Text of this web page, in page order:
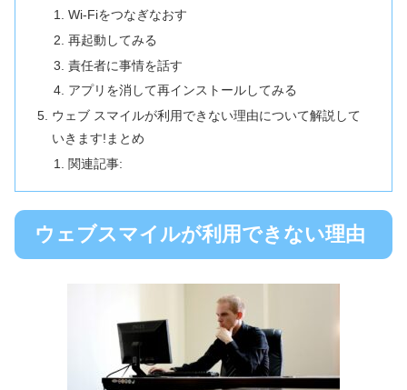
Wi-Fiをつなぎなおす
再起動してみる
責任者に事情を話す
アプリを消して再インストールしてみる
ウェブ スマイルが利用できない理由について解説して
いきます!まとめ
関連記事:
ウェブスマイルが利用できない理由